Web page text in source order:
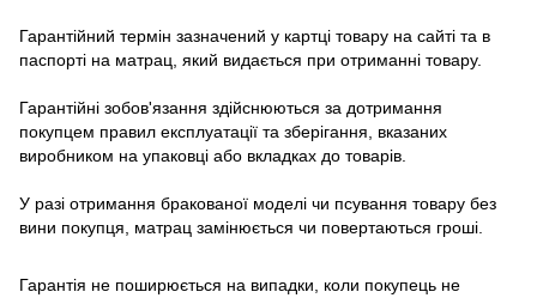
Гарантійний термін зазначений у картці товару на сайті та в
паспорті на матрац, який видається при отриманні товару.
Гарантійні зобов'язання здійснюються за дотримання
покупцем правил експлуатації та зберігання, вказаних
виробником на упаковці або вкладках до товарів.
У разі отримання бракованої моделі чи псування товару без
вини покупця, матрац замінюється чи повертаються гроші.
Гарантія не поширюється на випадки, коли покупець не